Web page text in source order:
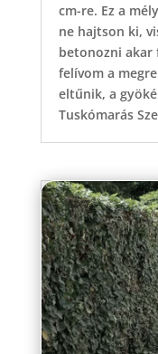
cm-re. Ez a
ne hajtson ki,
betonozni akar
felívom a
eltűnik, a
Tuskómarás